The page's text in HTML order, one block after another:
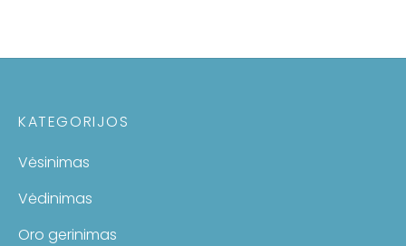
KATEGORIJOS
Vėsinimas
Vėdinimas
Oro gerinimas